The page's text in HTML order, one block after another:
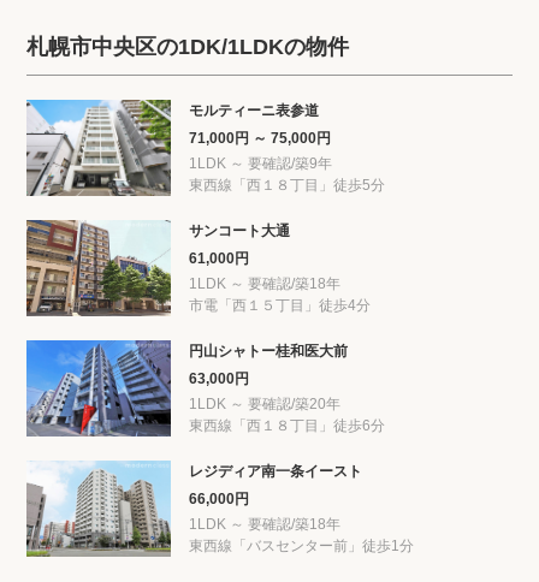
札幌市中央区の1DK/1LDKの物件
モルティーニ表参道
71,000円 ～ 75,000円
1LDK ～ 要確認/築9年
東西線「西１８丁目」徒歩5分
サンコート大通
61,000円
1LDK ～ 要確認/築18年
市電「西１５丁目」徒歩4分
円山シャトー桂和医大前
63,000円
1LDK ～ 要確認/築20年
東西線「西１８丁目」徒歩6分
レジディア南一条イースト
66,000円
1LDK ～ 要確認/築18年
東西線「バスセンター前」徒歩1分